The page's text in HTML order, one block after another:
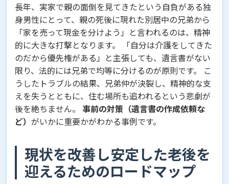
長年、実家で親の面倒を見てきたという自負がある独
身男性にとって、親の死後に現れた別居中の兄弟から
「家を売って現金を分けよう」と言われるのは、精神
的に大きな打撃となります。 「自分は介護をしてきた
のだから優先権がある」と主張しても、遺言書がない
限り、法的には兄弟で均等に分けるのが原則です。 こ
うしたトラブルの結果、兄弟仲が決裂し、精神的な支
えを失うとともに、住む場所も追われるという悲劇が
後を絶ちません。 事前の対策（遺言書の作成依頼な
ど） がいかに重要かがわかる事例です。
現状を改善し安定した老後を
迎えるためのロードマップ